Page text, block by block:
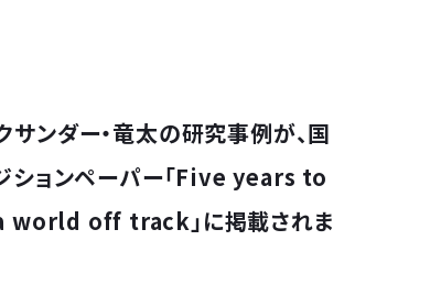
ンダー・竜太の研究事例が、国
ションペーパー「Five years to
off track」に掲載されま